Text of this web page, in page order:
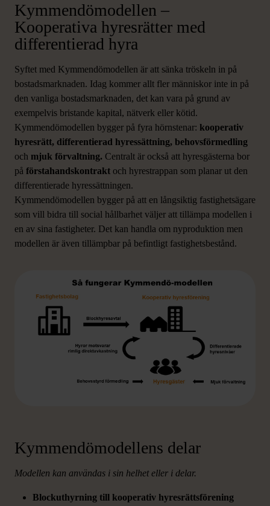
Kymmendömodellen –
Kooperativa hyresrätter med
differentierad hyra
Syftet med Kymmendömodellen är att sänka tröskeln in på
bostadsmarknaden. Idag kommer allt fler människor inte in på
den vanliga bostadsmarknaden, det kan vara på grund av
exempelvis bristande kapital, nätverk eller kötid.
Kymmendömodellen bygger på fyra hörnstenar: kooperativ
hyresrätt, differentierad hyressättning, behovsförmedling
och mjuk förvaltning. Centralt är också att hyresgästerna bor
på förstahandskontrakt och hyrestrappan som planar ut den
differentierade hyressättningen.
Kymmendömodellen bygger på att en långsiktig fastighetsägare
som vill bidra till social hållbarhet väljer att tillämpa modellen i
en av sina fastigheter. Det kan handla om nyproduktion men
modellen är även tillämpbar på befintligt fastighetsbestånd.
Kymmendömodellens delar
Modellen kan användas i sin helhet eller i delar.
Blockuthyrning till kooperativ hyresrättsförening